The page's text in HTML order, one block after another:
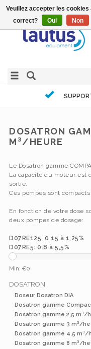
DOSATRON
M³/HEURE
Le Dosatron gamme
La capacité du moteur est
sortie.
Ces pompes sont
En fonction de votre dose
deux pompes de dosage:
D07RE125: 0,15 à 1,25%
D07RE5: 0.8 à 5,5%
Min: €0
DOSATRON
Doseur Dosatron DIA
Dosatron gamme
Dosatron gamme 2,5 m³/
Dosatron gamme 3 m³/
Dosatron gamme 4,5 m³/
Dosatron gamme 8 m³/
Veuillez accepter les
correct?
Oui Non